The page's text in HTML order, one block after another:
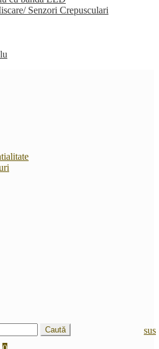
Senzori Crepusculari
sus
Caută